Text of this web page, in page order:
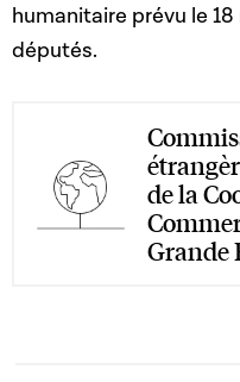
humanitaire prévu le
députés.
de la
Grande